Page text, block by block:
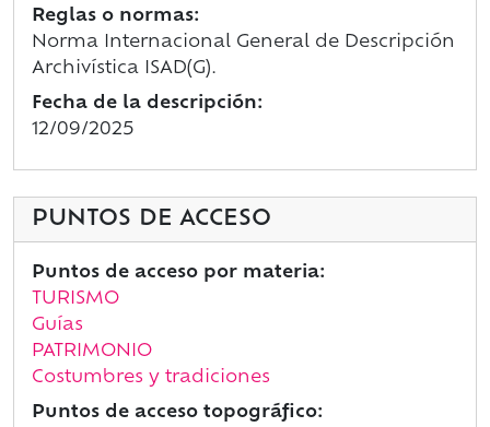
Reglas o normas:
Norma Internacional General de Descripción
Archivística ISAD(G).
Fecha de la descripción:
12/09/2025
PUNTOS DE ACCESO
Puntos de acceso por materia:
TURISMO
Guías
PATRIMONIO
Costumbres y tradiciones
Puntos de acceso topográfico: